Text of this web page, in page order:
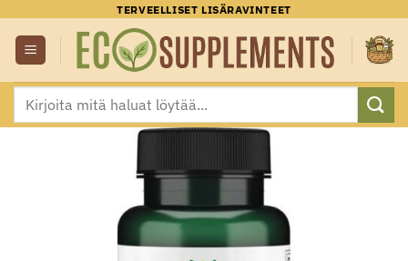
content
TERVEELLISET LISÄRAVINTEET
Etsi: